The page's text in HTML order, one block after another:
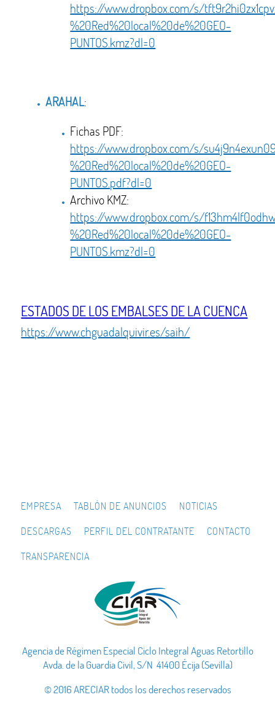
https://www.dropbox.com/s/
%20Red%20local%20de%20GEO-
PUNTOS.kmz?dl=0
ARAHAL:
Fichas PDF:
https://www.dropbox.com/s/
%20Red%20local%20de%20GEO-
PUNTOS.pdf?dl=0
Archivo KMZ:
https://www.dropbox.com/s/
%20Red%20local%20de%20GEO-
PUNTOS.kmz?dl=0
ESTADOS DE LOS EMBALSES DE LA CUENCA
https://www.chguadalquivir.es/saih/
EMPRESA TABLÓN DE ANUNCIOS NOTICIAS
DESCARGAS PERFIL DEL CONTRATANTE CONTACTO
TRANSPARENCIA
Agencia de Régimen Especial Ciclo Integral Aguas Retortillo
Avda. de la Guardia Civil, S/N 41400 Écija (Sevilla)
© 2016 ARECIAR todos los derechos reservados